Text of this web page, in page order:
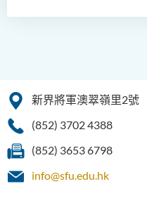
新界將軍澳翠嶺里2號
(852) 3702 4388
(852) 3653 6798
info@sfu.edu.hk